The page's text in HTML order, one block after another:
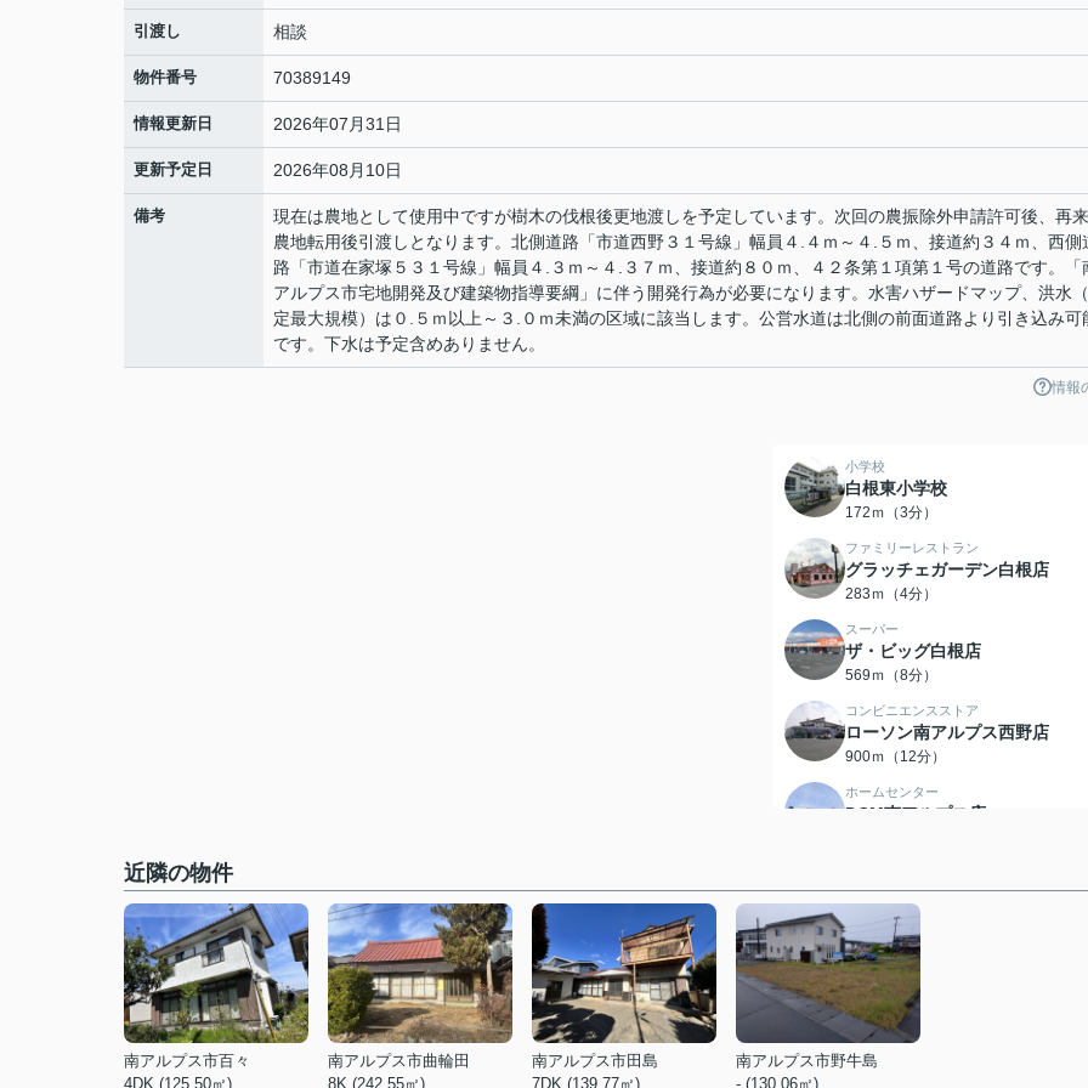
引渡し 相談
物件番号 70389149
情報更新日 2026年07月31日
更新予定日 2026年08月10日
備考
現在は農地として使用中ですが樹木の伐根後更地渡しを予定しています。次回の農振除外申請許可後、再
農地転用後引渡しとなります。北側道路「市道西野３１号線」幅員４.４ｍ～４.５ｍ、接道約３４ｍ、西側
路「市道在家塚５３１号線」幅員４.３ｍ～４.３７ｍ、接道約８０ｍ、４２条第１項第１号の道路です。「
アルプス市宅地開発及び建築物指導要綱」に伴う開発行為が必要になります。水害ハザードマップ、洪水
定最大規模）は０.５ｍ以上～３.０ｍ未満の区域に該当します。公営水道は北側の前面道路より引き込み可
です。下水は予定含めありません。
情報
小学校
白根東小学校
172ｍ（3分）
ファミリーレストラン
グラッチェガーデン白根店
283ｍ（4分）
スーパー
ザ・ビッグ白根店
569ｍ（8分）
コンビニエンスストア
ローソン南アルプス西野店
900ｍ（12分）
ホームセンター
DCM南アルプス店
ダイソー南アルプス
510ｍ（7分）
家電製品
ケーズデンキ白根店
587ｍ（8分）
総合病院
白根徳洲会病院
近隣の物件
南アルプス市百々
4DK (125.50㎡)
南アルプス市曲輪田
8K (242.55㎡)
南アルプス市田島
7DK (139.77㎡)
南アルプス市野牛島
- (130.06㎡)